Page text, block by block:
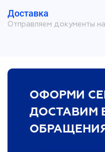
Доставка
Отправляем документы
ОФОРМИ
ДОСТАВИМ